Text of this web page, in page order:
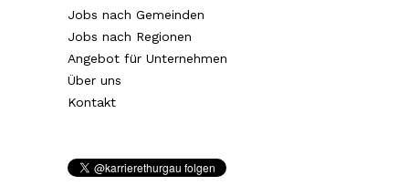
Jobs nach Gemeinden
Jobs nach Regionen
Angebot für Unternehmen
Über uns
Kontakt